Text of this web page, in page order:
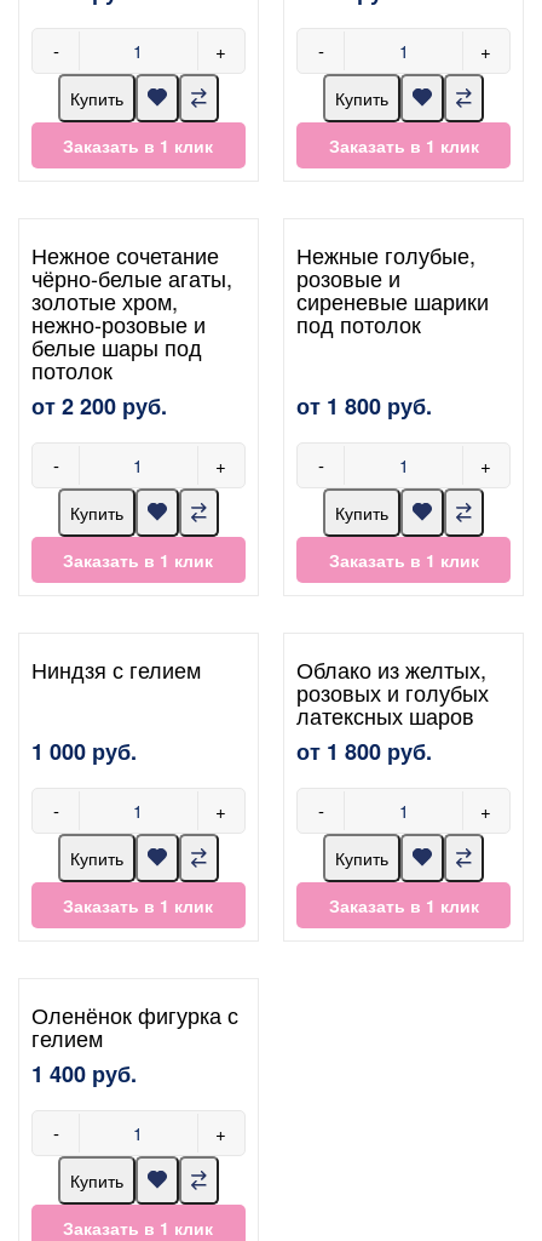
- +
Купить
Заказать в 1 клик
- +
Купить
Заказать в 1 клик
Нежное сочетание
чёрно-белые агаты,
золотые хром,
нежно-розовые и
белые шары под
потолок
от 2 200 руб.
- +
Купить
Заказать в 1 клик
Нежные голубые,
розовые и
сиреневые шарики
под потолок
от 1 800 руб.
- +
Купить
Заказать в 1 клик
Ниндзя с гелием
1 000 руб.
- +
Купить
Заказать в 1 клик
Облако из желтых,
розовых и голубых
латексных шаров
от 1 800 руб.
- +
Купить
Заказать в 1 клик
Оленёнок фигурка с
гелием
1 400 руб.
- +
Купить
Заказать в 1 клик